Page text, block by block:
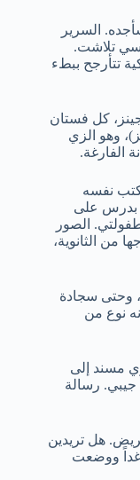
السرير
تلاشت.
تتأرجح ببطء
كل فستان
وهو الزي
الفارغة.
نفسه
بدرس على
الصور
من الثانوية،
وحتى سجادة
نوع من
مسند إلى
جيبي. رسالة
هل تريدين
غداً ووضعت